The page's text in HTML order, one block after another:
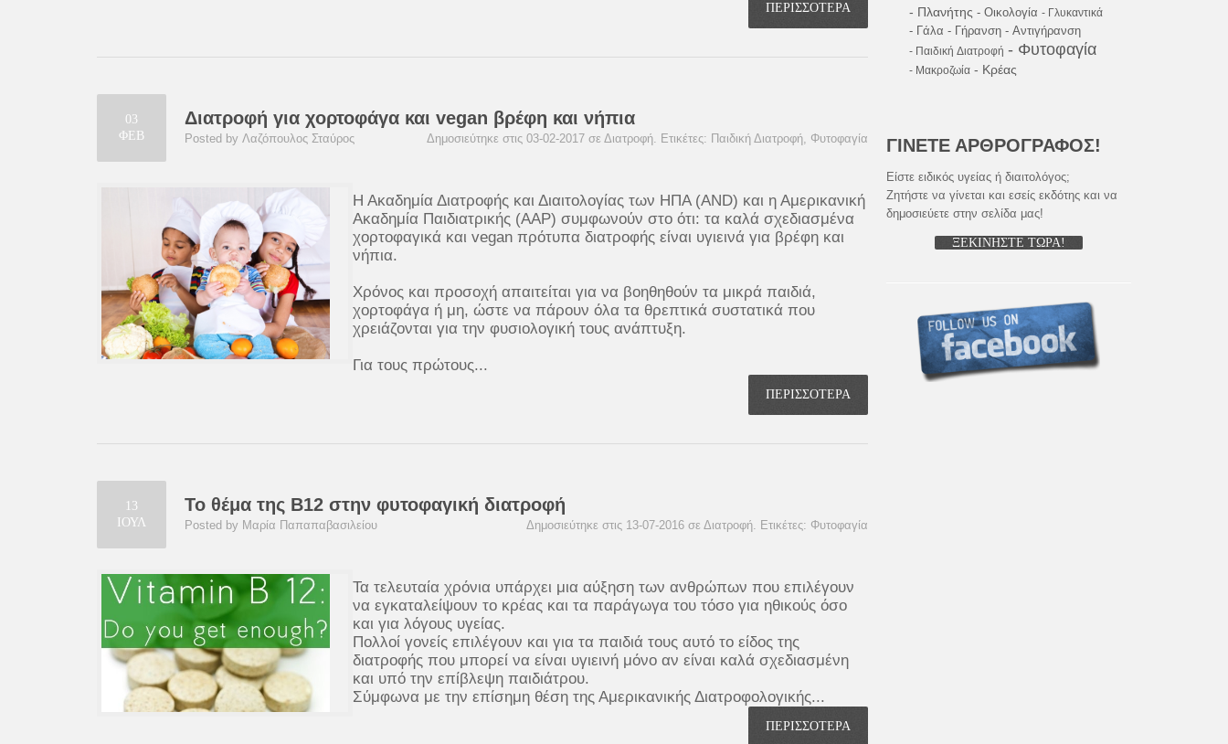
ΠΕΡΙΣΣΟΤΕΡΑ
03
ΦΕΒ
Διατροφή για χορτοφάγα και vegan βρέφη και νήπια
Posted by Λαζόπουλος Σταύρος Δημοσιεύτηκε στις 03-02-2017 σε Διατροφή. Ετικέτες: Παιδική Διατροφή, Φυτοφαγία
Η Ακαδημία Διατροφής και Διαιτολογίας των ΗΠΑ (AND) και η Αμερικανική
Ακαδημία Παιδιατρικής (ΑΑΡ) συμφωνούν στο ότι: τα καλά σχεδιασμένα
χορτοφαγικά και vegan πρότυπα διατροφής είναι υγιεινά για βρέφη και
νήπια.
Χρόνος και προσοχή απαιτείται για να βοηθηθούν τα μικρά παιδιά,
χορτοφάγα ή μη, ώστε να πάρουν όλα τα θρεπτικά συστατικά που
χρειάζονται για την φυσιολογική τους ανάπτυξη.
Για τους πρώτους...
ΠΕΡΙΣΣΟΤΕΡΑ
13
ΙΟΥΛ
Το θέμα της Β12 στην φυτοφαγική διατροφή
Posted by Μαρία Παπαπαβασιλείου Δημοσιεύτηκε στις 13-07-2016 σε Διατροφή. Ετικέτες: Φυτοφαγία
Τα τελευταία χρόνια υπάρχει μια αύξηση των ανθρώπων που επιλέγουν
να εγκαταλείψουν το κρέας και τα παράγωγα του τόσο για ηθικούς όσο
και για λόγους υγείας.
Πολλοί γονείς επιλέγουν και για τα παιδιά τους αυτό το είδος της
διατροφής που μπορεί να είναι υγιεινή μόνο αν είναι καλά σχεδιασμένη
και υπό την επίβλεψη παιδιάτρου.
Σύμφωνα με την επίσημη θέση της Αμερικανικής Διατροφολογικής...
ΠΕΡΙΣΣΟΤΕΡΑ
- Πλανήτης - Οικολογία - Γλυκαντικά
- Γάλα - Γήρανση - Αντιγήρανση
- Παιδική Διατροφή - Φυτοφαγία
- Μακροζωία - Κρέας
ΓΙΝΕΤΕ ΑΡΘΡΟΓΡΑΦΟΣ!
Είστε ειδικός υγείας ή διαιτολόγος;
Ζητήστε να γίνεται και εσείς εκδότης και να
δημοσιεύετε στην σελίδα μας!
ΞΕΚΙΝΗΣΤΕ ΤΩΡΑ!